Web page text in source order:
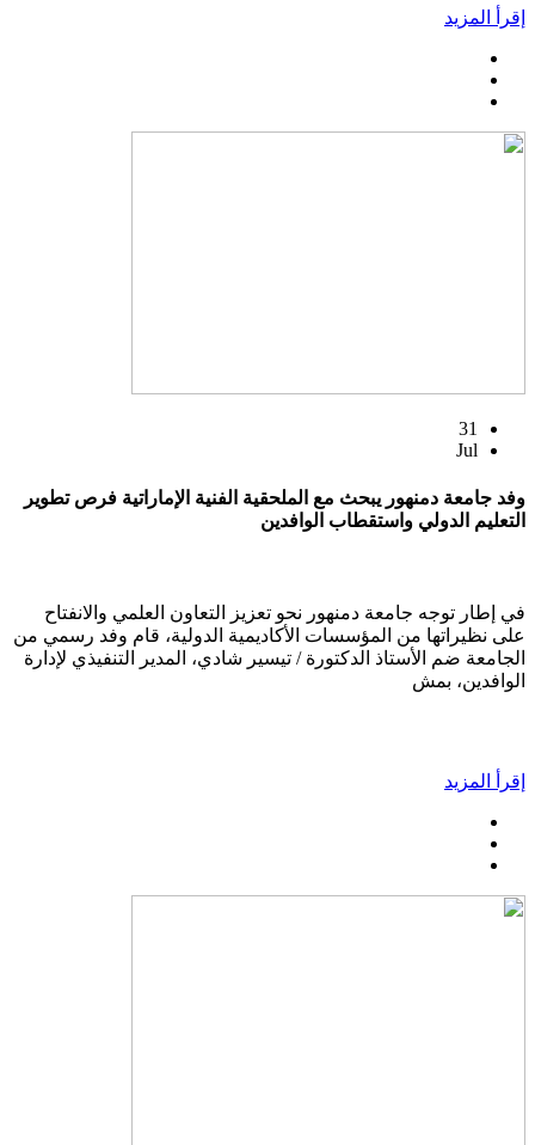
إقرأ المزيد
31
Jul
وفد جامعة دمنهور يبحث مع الملحقية الفنية الإماراتية فرص تطوير
التعليم الدولي واستقطاب الوافدين
في إطار توجه جامعة دمنهور نحو تعزيز التعاون العلمي والانفتاح
على نظيراتها من المؤسسات الأكاديمية الدولية، قام وفد رسمي من
الجامعة ضم الأستاذ الدكتورة / تيسير شادي، المدير التنفيذي لإدارة
الوافدين، بمش
إقرأ المزيد